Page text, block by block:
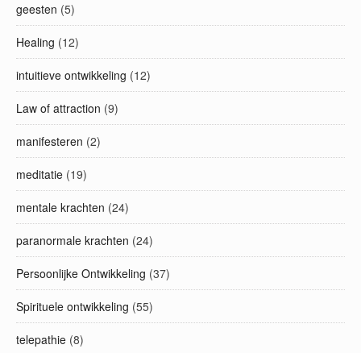
geesten (5)
Healing (12)
intuitieve ontwikkeling (12)
Law of attraction (9)
manifesteren (2)
meditatie (19)
mentale krachten (24)
paranormale krachten (24)
Persoonlijke Ontwikkeling (37)
Spirituele ontwikkeling (55)
telepathie (8)